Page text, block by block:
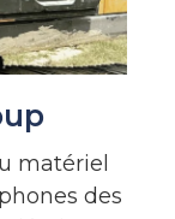
matériel
des